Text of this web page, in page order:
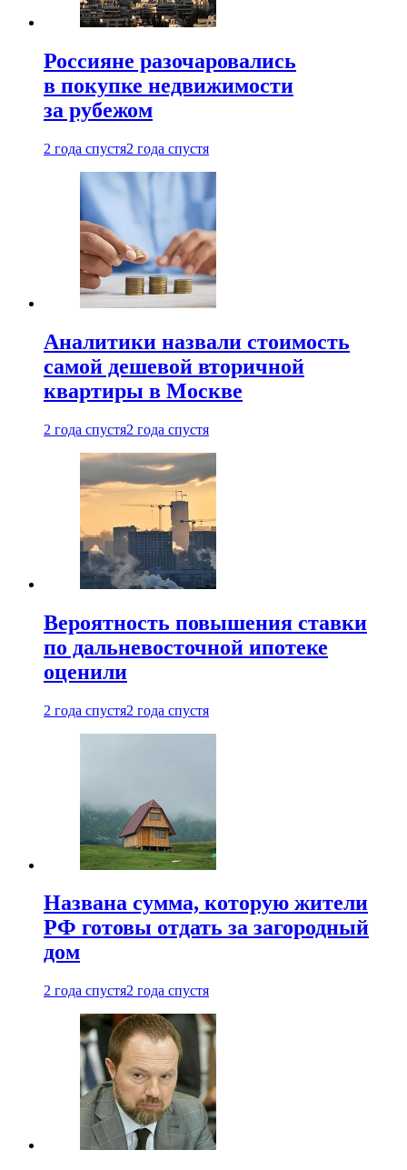
Россияне разочаровались
в покупке недвижимости
за рубежом
2 года спустя2 года спустя
Аналитики назвали стоимость
самой дешевой вторичной
квартиры в Москве
2 года спустя2 года спустя
Вероятность повышения ставки
по дальневосточной ипотеке
оценили
2 года спустя2 года спустя
Названа сумма, которую жители
РФ готовы отдать за загородный
дом
2 года спустя2 года спустя